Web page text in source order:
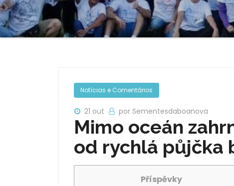
Notícias e Comentários
21 out por Sementesdaboanova
Mimo oceán
od rychlá půjčka
Příspěvky